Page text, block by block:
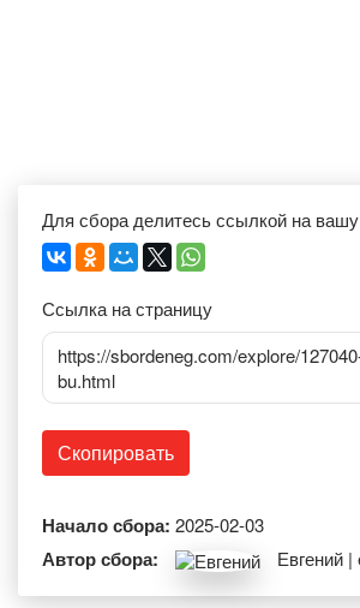
Для сбора делитесь ссылкой на
Ссылка на страницу
https://sbordeneg.com/explore/
bu.html
Скопировать
Начало сбора: 2025-02-03
Автор сбора: Евгений |